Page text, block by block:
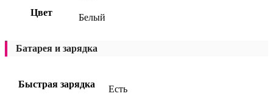
Цвет
Белый
Батарея и зарядка
Быстрая зарядка
Есть